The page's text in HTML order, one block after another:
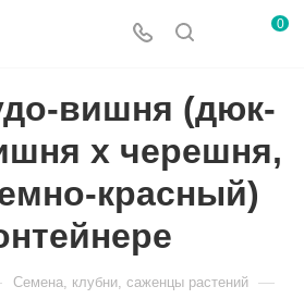
0
вишня (дюк-
х черешня,
красный)
Семена, клубни, саженцы растений —